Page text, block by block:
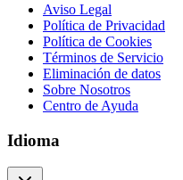
Aviso Legal
Política de Privacidad
Política de Cookies
Términos de Servicio
Eliminación de datos
Sobre Nosotros
Centro de Ayuda
Idioma